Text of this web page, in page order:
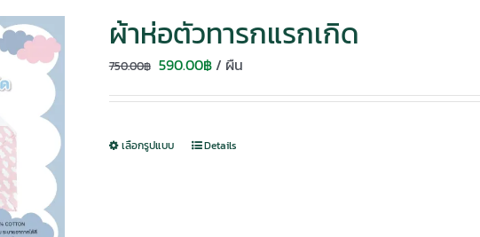
ผ้าห่อตัวทารกแรกเกิด
750.00฿ Original
750.00฿.
590.00฿Current
590.00฿.
/ ผืน
เลือกรูปแบบ Details